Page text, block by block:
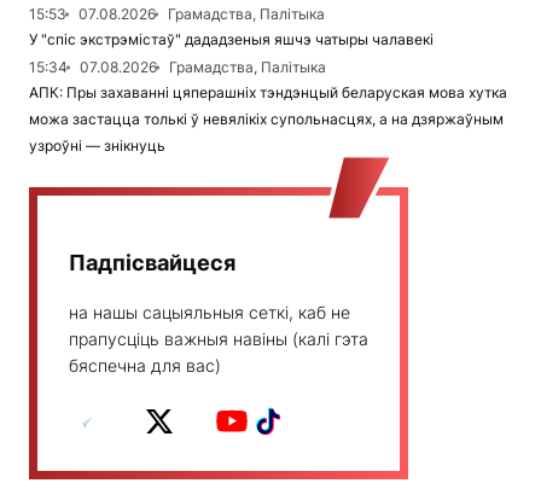
15:53
07.08.2026
Грамадства, Палітыка
У "спіс экстрэмістаў" дададзеныя яшчэ чатыры чалавекі
15:34
07.08.2026
Грамадства, Палітыка
АПК: Пры захаванні цяперашніх тэндэнцый беларуская мова хутка
можа застацца толькі ў невялікіх супольнасцях, а на дзяржаўным
узроўні — знікнуць
Падпісвайцеся
на нашы сацыяльныя сеткі, каб не
прапусціць важныя навіны (калі гэта
бяспечна для вас)